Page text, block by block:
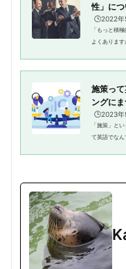
性」につ
🕒️2022年
「もっと積
よくありま
施策っ
ングに
🕒️2023年
「施策」と
て英語でなん